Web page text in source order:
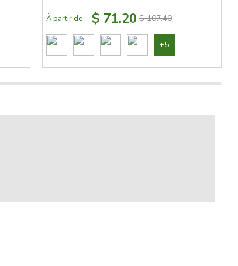
À partir de : $ 71.20 $ 107.40
+5